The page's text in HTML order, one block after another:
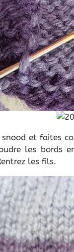
et faites
les bords
les fils.